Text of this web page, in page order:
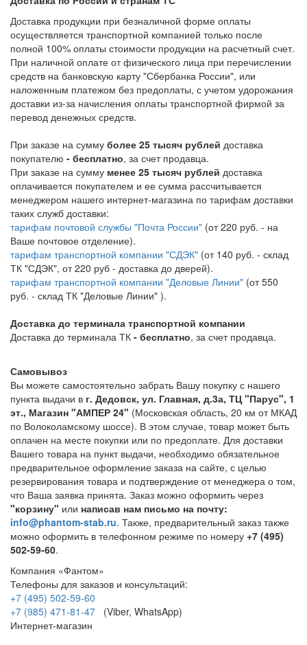
Доставка продукции при безналичной форме оплаты
осуществляется транспортной компанией только после
полной 100% оплаты стоимости продукции на расчетный счет.
При наличной оплате от физического лица при перечислении
средств на банковскую карту "Сбербанка России", или
наложенным платежом без предоплаты, с учетом удорожания
доставки из-за начисления оплаты транспортной фирмой за
перевод денежных средств.
При заказе на сумму более 25 тысяч рублей доставка
покупателю - бесплатно, за счет продавца.
При заказе на сумму менее 25 тысяч рублей доставка
оплачивается покупателем и ее сумма рассчитывается
менеджером нашего интернет-магазина по тарифам доставки
таких служб доставки:
тарифам почтовой службы "Почта России" (от 220 руб. - на
Ваше почтовое отделение).
тарифам транспортной компании "СДЭК" (от 140 руб. - склад
ТК "СДЭК", от 220 руб - доставка до дверей).
тарифам транспортной компании "Деловые Линии" (от 550
руб. - склад ТК "Деловые Линии" ).
Доставка до терминала транспортной компании
Доставка до терминала ТК - бесплатно, за счет продавца.
Самовывоз
Вы можете самостоятельно забрать Вашу покупку с нашего
пункта выдачи в г. Дедовск, ул. Главная, д.3а, ТЦ "Парус", 1
эт., Магазин "АМПЕР 24" (Московская область, 20 км от МКАД
по Волоколамскому шоссе). В этом случае, товар может быть
оплачен на месте покупки или по предоплате. Для доставки
Вашего товара на пункт выдачи, необходимо обязательное
предварительное оформление заказа на сайте, с целью
резервирования товара и подтверждение от менеджера о том,
что Ваша заявка принята. Заказ можно оформить через
"корзину" или написав нам письмо на почту:
info@phantom-stab.ru. Также, предварительный заказ также
можно оформить в телефонном режиме по номеру +7 (495)
502-59-60.
Компания «Фантом»
Телефоны для заказов и консультаций:
+7 (495) 502-59-60
+7 (985) 471-81-47 (Viber, WhatsApp)
Интернет-магазин